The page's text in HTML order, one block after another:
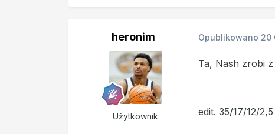
heronim
Użytkownik
Opublikowano 20
Ta, Nash zrobi
edit. 35/17/12/2,5